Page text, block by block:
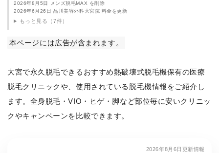
2026年8月5日 メンズ脱毛MAX を削除
2026年6月26日 品川美容外科大宮院 料金を更新
もっと見る（7件）
本ページには広告が含まれます。
大宮で永久脱毛できるおすすめ熱破壊式脱毛機保有の医療
脱毛クリニックや、使用されている脱毛機情報をご紹介し
ます。全身脱毛・VIO・ヒゲ・脚など部位毎に安いクリニッ
クやキャンペーンを比較できます。
2026年8月6日更新情報